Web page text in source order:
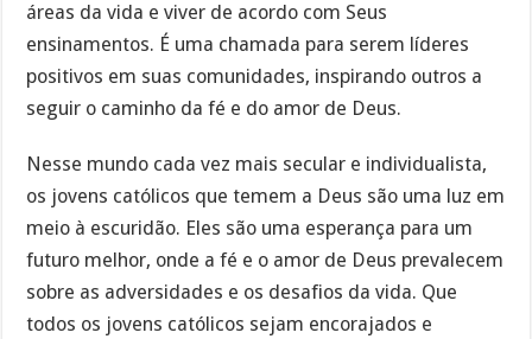
áreas da vida e viver de acordo com Seus
ensinamentos. É uma chamada para serem líderes
positivos em suas comunidades, inspirando outros a
seguir o caminho da fé e do amor de Deus.
Nesse mundo cada vez mais secular e individualista,
os jovens católicos que temem a Deus são uma luz em
meio à escuridão. Eles são uma esperança para um
futuro melhor, onde a fé e o amor de Deus prevalecem
sobre as adversidades e os desafios da vida. Que
todos os jovens católicos sejam encorajados e